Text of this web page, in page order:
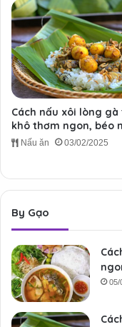
Cách nấu xôi lòng gà
khô thơm ngon, béo
Nấu ăn 03/02/2025
By Gạo
05/